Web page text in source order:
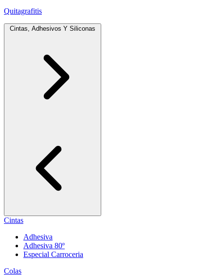
Quitagrafitis
Cintas, Adhesivos Y Siliconas
Cintas
Adhesiva
Adhesiva 80º
Especial Carroceria
Colas